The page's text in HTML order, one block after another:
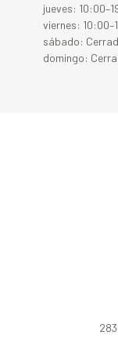
jueves:
viernes:
sábado:
domingo: